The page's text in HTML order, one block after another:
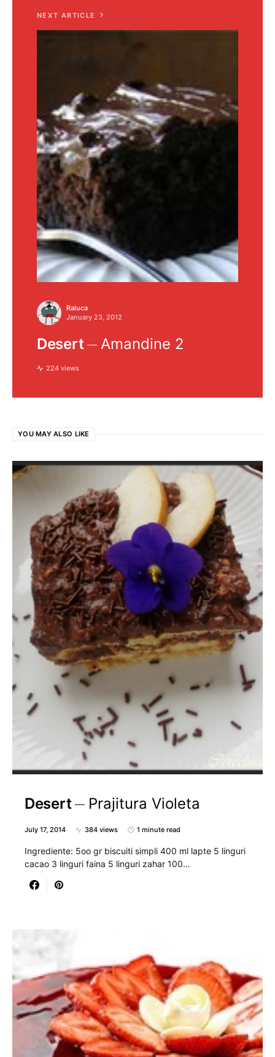
NEXT ARTICLE
Raluca
January 23, 2012
Desert Amandine 2
224 views
YOU MAY ALSO LIKE
Desert Prajitura Violeta
July 17, 2014 384 views 1 minute read
Ingrediente: 5oo gr biscuiti simpli 400 ml lapte 5 linguri
cacao 3 linguri faina 5 linguri zahar 100…